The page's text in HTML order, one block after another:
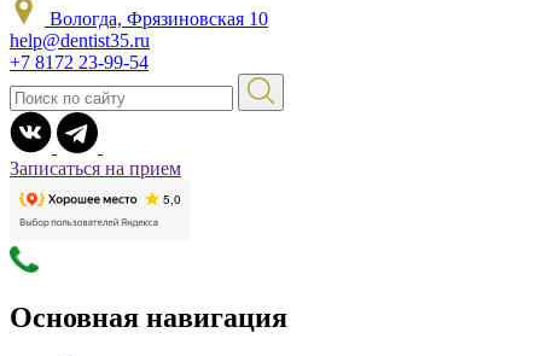
Вологда, Фрязиновская 10
help@dentist35.ru
+7 8172 23-99-54
Записаться на прием
Основная навигация